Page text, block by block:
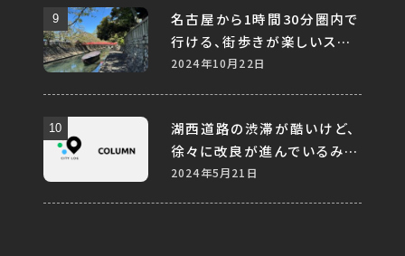
名古屋から1時間30分圏内で
行ける、街歩きが楽しいスポ
ット10選
2024年10月22日
湖西道路の渋滞が酷いけど、
徐々に改良が進んでいるみた
い
2024年5月21日